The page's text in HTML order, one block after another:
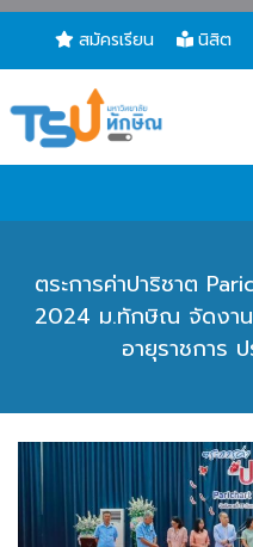
สมัครเรียน นิสิต
ตระการค่าปาริชาต
2024 ม.ทักษิณ จัดงา
อายุราชการ